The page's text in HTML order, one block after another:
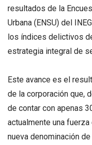
resultados de la
Urbana (ENSU) del
los índices delictivos
estrategia integral de
Este avance es el
de la corporación que,
de contar con apenas
actualmente una
nueva denominación